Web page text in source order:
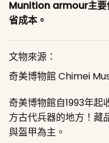
Munition armour主要
省成本。
文物來源：
奇美博物館 Chimei
奇美博物館自1993年起
方古代兵器的地方！藏
與盔甲為主。